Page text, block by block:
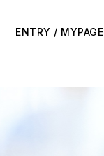
ENTRY / MYPAGE